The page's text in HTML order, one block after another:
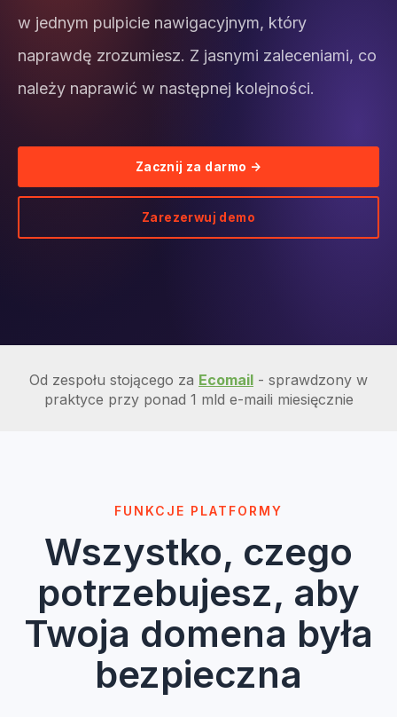
w jednym pulpicie nawigacyjnym, który
naprawdę zrozumiesz. Z jasnymi zaleceniami, co
należy naprawić w następnej kolejności.
Zacznij za darmo →
Zarezerwuj demo
Od zespołu stojącego za Ecomail - sprawdzony w
praktyce przy ponad 1 mld e-maili miesięcznie
FUNKCJE PLATFORMY
Wszystko, czego
potrzebujesz, aby
Twoja domena była
bezpieczna